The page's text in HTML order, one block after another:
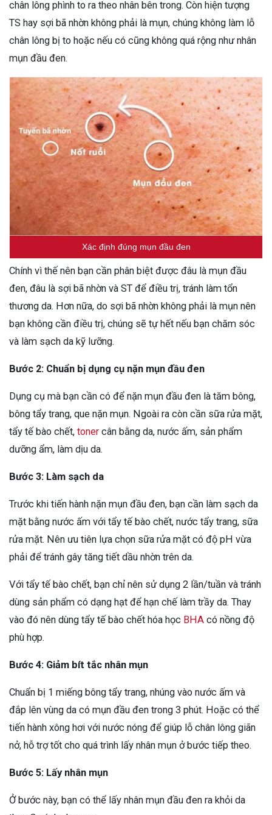
chân lông phình to ra theo nhân bên trong. Còn hiện tượng
TS hay sợi bã nhờn không phải là mụn, chúng không làm lỗ
chân lông bị to hoặc nếu có cũng không quá rộng như nhân
mụn đầu đen.
Xác định đúng mụn đầu đen
Chính vì thế nên bạn cần phân biệt được đâu là mụn đầu
đen, đâu là sợi bã nhờn và ST để điều trị, tránh làm tổn
thương da. Hơn nữa, do sợi bã nhờn không phải là mụn nên
bạn không cần điều trị, chúng sẽ tự hết nếu bạn chăm sóc
và làm sạch da kỹ lưỡng.
Bước 2: Chuẩn bị dụng cụ nặn mụn đầu đen
Dụng cụ mà bạn cần có để nặn mụn đầu đen là tăm bông,
bông tẩy trang, que nặn mụn. Ngoài ra còn cần sữa rửa mặt,
tẩy tế bào chết, toner cân bằng da, nước ấm, sản phẩm
dưỡng ẩm, làm dịu da.
Bước 3: Làm sạch da
Trước khi tiến hành nặn mụn đầu đen, bạn cần làm sạch da
mặt bằng nước ấm với tẩy tế bào chết, nước tẩy trang, sữa
rửa mặt. Nên ưu tiên lựa chọn sữa rửa mặt có độ pH vừa
phải để tránh gây tăng tiết dầu nhờn trên da.
Với tẩy tế bào chết, bạn chỉ nên sử dụng 2 lần/tuần và tránh
dùng sản phẩm có dạng hạt để hạn chế làm trầy da. Thay
vào đó nên dùng tẩy tế bào chết hóa học BHA có nồng độ
phù hợp.
Bước 4: Giảm bít tắc nhân mụn
Chuẩn bị 1 miếng bông tẩy trang, nhúng vào nước ấm và
đắp lên vùng da có mụn đầu đen trong 3 phút. Hoặc có thể
tiến hành xông hơi với nước nóng để giúp lỗ chân lông giãn
nở, hỗ trợ tốt cho quá trình lấy nhân mụn ở bước tiếp theo.
Bước 5: Lấy nhân mụn
Ở bước này, bạn có thể lấy nhân mụn đầu đen ra khỏi da